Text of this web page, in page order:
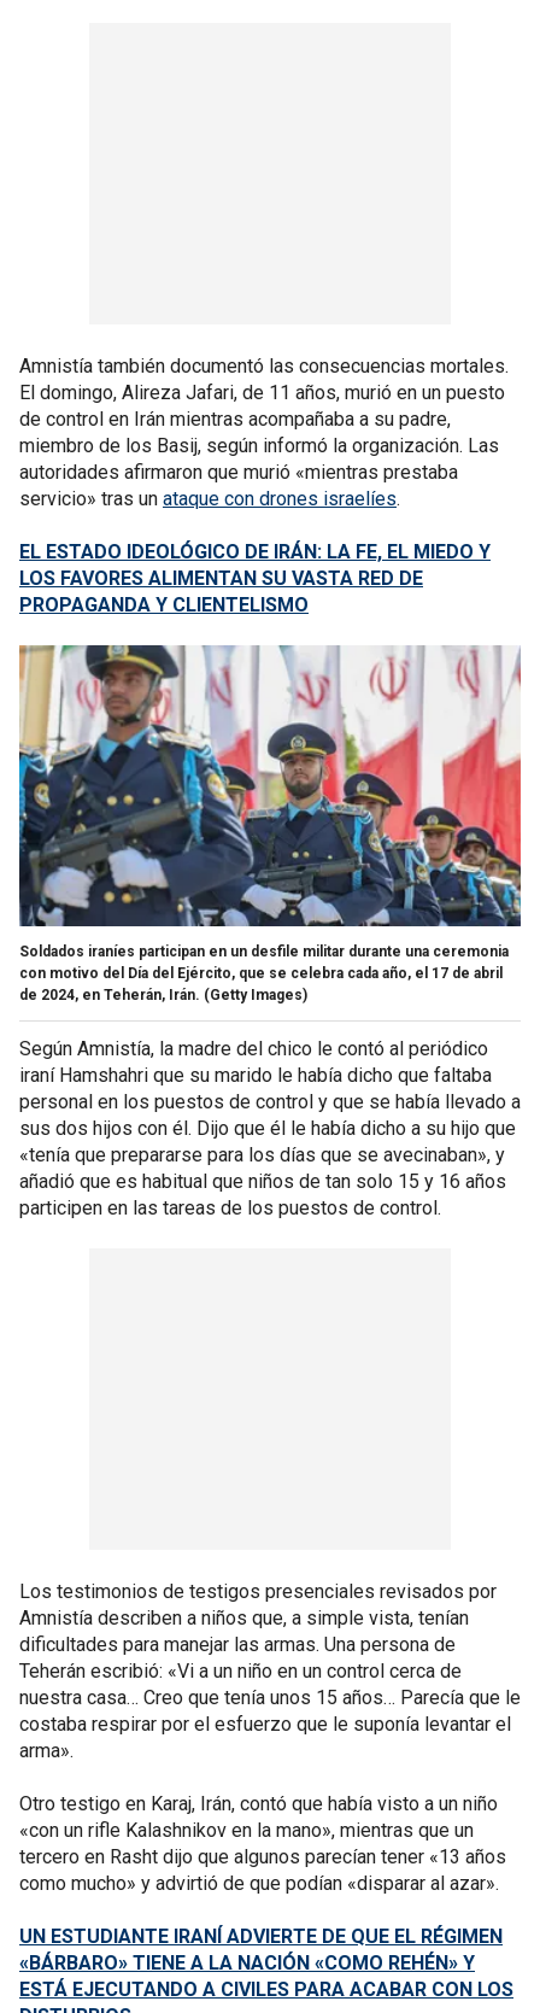
Amnistía también documentó las consecuencias mortales.
El domingo, Alireza Jafari, de 11 años, murió en un puesto
de control en Irán mientras acompañaba a su padre,
miembro de los Basij, según informó la organización. Las
autoridades afirmaron que murió «mientras prestaba
servicio» tras un ataque con drones israelíes.
EL ESTADO IDEOLÓGICO DE IRÁN: LA FE, EL MIEDO Y
LOS FAVORES ALIMENTAN SU VASTA RED DE
PROPAGANDA Y CLIENTELISMO
Soldados iraníes participan en un desfile militar durante una ceremonia
con motivo del Día del Ejército, que se celebra cada año, el 17 de abril
de 2024, en Teherán, Irán. (Getty Images)
Según Amnistía, la madre del chico le contó al periódico
iraní Hamshahri que su marido le había dicho que faltaba
personal en los puestos de control y que se había llevado a
sus dos hijos con él. Dijo que él le había dicho a su hijo que
«tenía que prepararse para los días que se avecinaban», y
añadió que es habitual que niños de tan solo 15 y 16 años
participen en las tareas de los puestos de control.
Los testimonios de testigos presenciales revisados por
Amnistía describen a niños que, a simple vista, tenían
dificultades para manejar las armas. Una persona de
Teherán escribió: «Vi a un niño en un control cerca de
nuestra casa… Creo que tenía unos 15 años… Parecía que le
costaba respirar por el esfuerzo que le suponía levantar el
arma».
Otro testigo en Karaj, Irán, contó que había visto a un niño
«con un rifle Kalashnikov en la mano», mientras que un
tercero en Rasht dijo que algunos parecían tener «13 años
como mucho» y advirtió de que podían «disparar al azar».
UN ESTUDIANTE IRANÍ ADVIERTE DE QUE EL RÉGIMEN
«BÁRBARO» TIENE A LA NACIÓN «COMO REHÉN» Y
ESTÁ EJECUTANDO A CIVILES PARA ACABAR CON LOS